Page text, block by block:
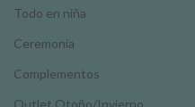
Todo en niña
Ceremonia
Complementos
Outlet Otoño/Invierno